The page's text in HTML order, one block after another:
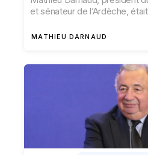
MATHIEU DARNAUD
et sénateur de l’Ardèche,